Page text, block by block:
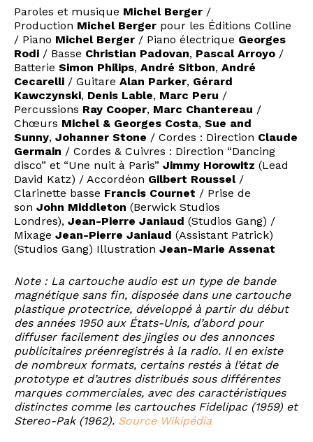
Paroles et musique Michel Berger /
Production Michel Berger pour les Éditions Colline
/ Piano Michel Berger / Piano électrique Georges
Rodi / Basse Christian Padovan, Pascal Arroyo /
Batterie Simon Philips, André Sitbon, André
Cecarelli / Guitare Alan Parker, Gérard
Kawczynski, Denis Lable, Marc Peru /
Percussions Ray Cooper, Marc Chantereau /
Chœurs Michel & Georges Costa, Sue and
Sunny, Johanner Stone / Cordes : Direction Claude
Germain / Cordes & Cuivres : Direction “Dancing
disco” et “Une nuit à Paris” Jimmy Horowitz (Lead
David Katz) / Accordéon Gilbert Roussel /
Clarinette basse Francis Cournet / Prise de
son John Middleton (Berwick Studios
Londres), Jean-Pierre Janiaud (Studios Gang) /
Mixage Jean-Pierre Janiaud (Assistant Patrick)
(Studios Gang) Illustration Jean-Marie Assenat
Note : La cartouche audio est un type de bande
magnétique sans fin, disposée dans une cartouche
plastique protectrice, développé à partir du début
des années 1950 aux États-Unis, d’abord pour
diffuser facilement des jingles ou des annonces
publicitaires préenregistrés à la radio. Il en existe
de nombreux formats, certains restés à l’état de
prototype et d’autres distribués sous différentes
marques commerciales, avec des caractéristiques
distinctes comme les cartouches Fidelipac (1959) et
Stereo-Pak (1962). Source Wikipédia